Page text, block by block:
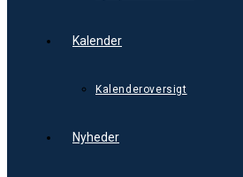
Kalender
Kalenderoversigt
Nyheder